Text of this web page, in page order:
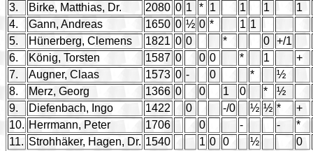
3.
Birke, Matthias, Dr. 2080 0 1 * 1 1 1
1
4.
Gann, Andreas 1650 0 ½ 0 * 1 1
5.
Hünerberg, Clemens 1821 0 0 * 0 +/1
6.
König, Torsten 1587 0 0 0 * 1
+
7.
Augner, Claas 1573 0 - 0 *
½
8.
Merz, Georg 1366 0 0 1 0 *
½
9.
Diefenbach, Ingo 1422 0 -/0 ½ ½ *
+
10. Herrmann, Peter 1706 0 - -
*
11. Strohhäker, Hagen, Dr. 1540 1 0 0 ½
0